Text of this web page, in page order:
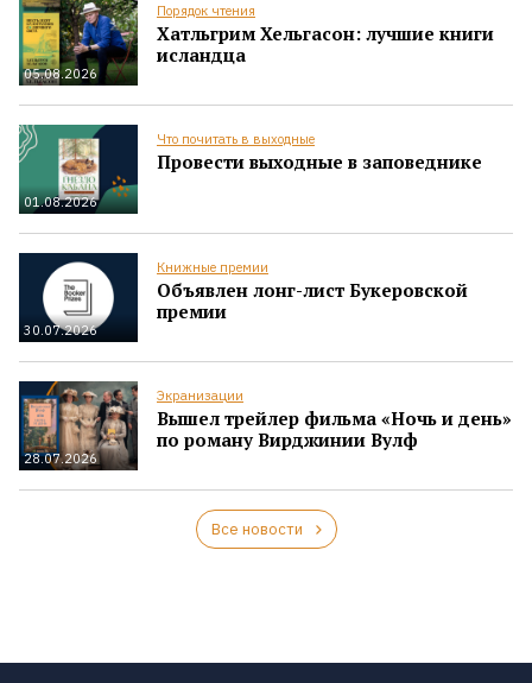
05.08.2026
Порядок чтения
Хатльгрим Хельгасон: лучшие книги
исландца
01.08.2026
Что почитать в выходные
Провести выходные в заповеднике
30.07.2026
Книжные премии
Объявлен лонг-лист Букеровской
премии
28.07.2026
Экранизации
Вышел трейлер фильма «Ночь и день»
по роману Вирджинии Вулф
Все новости